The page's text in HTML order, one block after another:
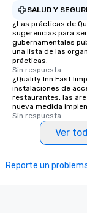
SALUD Y
¿Las prácticas de
sugerencias para
gubernamentales
una lista de las
prácticas.
Sin respuesta.
¿Quality Inn East
instalaciones de
restaurantes, las
nueva medida
Sin respuesta.
Ver
Reporte un